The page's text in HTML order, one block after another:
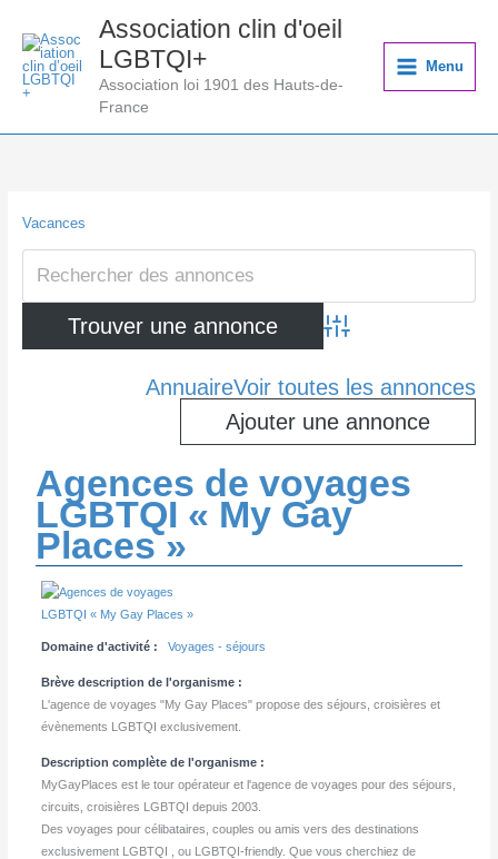
contenu
Association clin d'oeil
LGBTQI+
Association loi 1901 des Hauts-de-
France
Menu
Vacances
Advanced Search
AnnuaireVoir toutes les annonces
Ajouter une annonce
Agences de voyages
LGBTQI « My Gay
Places »
Domaine d'activité : Voyages - séjours
Brève description de l'organisme :
L'agence de voyages "My Gay Places" propose des séjours, croisières et
évènements LGBTQI exclusivement.
Description complète de l'organisme :
MyGayPlaces est le tour opérateur et l'agence de voyages pour des séjours,
circuits, croisières LGBTQI depuis 2003.
Des voyages pour célibataires, couples ou amis vers des destinations
exclusivement LGBTQI , ou LGBTQI-friendly. Que vous cherchiez de